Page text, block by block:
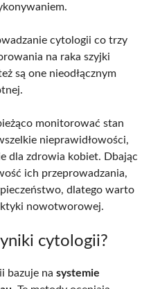
cytologii co trzy
na raka szyjki
są one nieodłącznym
monitorować stan
nieprawidłowości,
dla zdrowia kobiet. Dbając
ich przeprowadzania,
dlatego warto
nowotworowej.
cytologii?
bazuje na systemie